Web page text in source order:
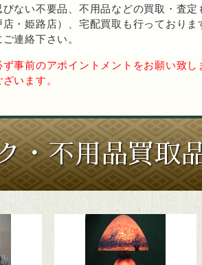
ない不要品、不用品などの買取・査
・姫路店）、宅配買取も行っており
連絡下さい。
事前のアポイントメントをお願い致
います。
・不用品買取